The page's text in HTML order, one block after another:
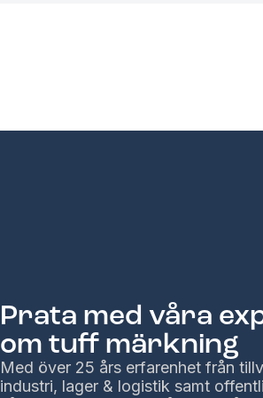
Prata med våra
om tuff märkning
Med över 25 års erfarenhet från
industri, lager & logistik samt